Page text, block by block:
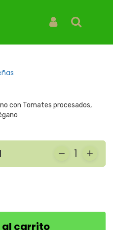
con Tomates procesados,
1
carrito